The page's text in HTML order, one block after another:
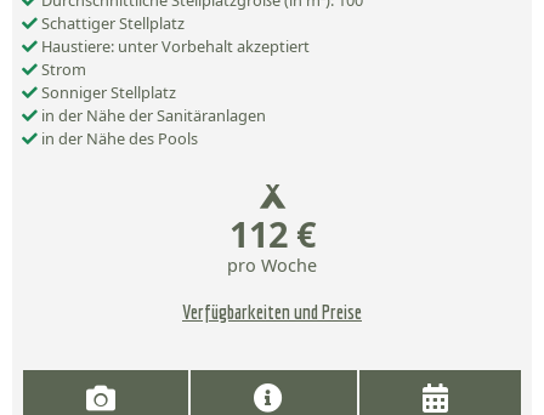
Schattiger Stellplatz
Haustiere: unter Vorbehalt akzeptiert
Strom
Sonniger Stellplatz
in der Nähe der Sanitäranlagen
in der Nähe des Pools
112 €
pro Woche
Verfügbarkeiten und Preise